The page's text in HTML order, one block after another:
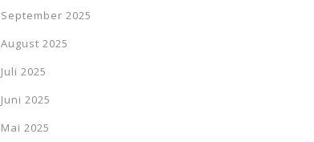
September 2025
August 2025
Juli 2025
Juni 2025
Mai 2025